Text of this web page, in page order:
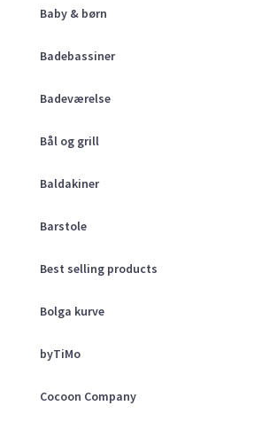
Baby & børn
Badebassiner
Badeværelse
Bål og grill
Baldakiner
Barstole
Best selling products
Bolga kurve
byTiMo
Cocoon Company